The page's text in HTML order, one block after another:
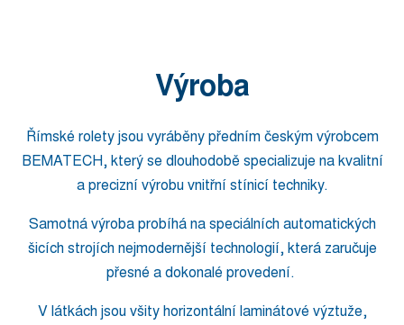
Výroba
Římské rolety jsou vyráběny předním českým výrobcem
BEMATECH, který se dlouhodobě specializuje na kvalitní
a precizní výrobu vnitřní stínicí techniky.
Samotná výroba probíhá na speciálních automatických
šicích strojích nejmodernější technologií, která zaručuje
přesné a dokonalé provedení.
V látkách jsou všity horizontální laminátové výztuže,